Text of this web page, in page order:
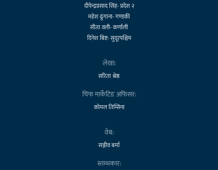
दीपेन्द्रप्रसाद सिंह- प्रदेश २
महेश ढुंगाना- गण्डकी
सीता वली- कर्णाली
दिनेश बिष्ट- सुदूरपश्चिम
लेखा:
सरिता श्रेष्ठ
चिफ मार्केटिङ अफिसर:
कोमल तिम्सिना
वेब:
सञ्जीव बर्मा
स्तम्भकार: